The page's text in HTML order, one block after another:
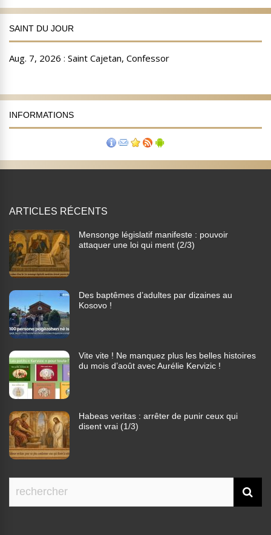
SAINT DU JOUR
INFORMATIONS
ARTICLES RÉCENTS
Mensonge législatif manifeste : pouvoir
attaquer une loi qui ment (2/3)
Des baptêmes d’adultes par dizaines au
Kosovo !
Vite vite ! Ne manquez plus les belles histoires
du mois d’août avec Aurélie Kervizic !
Habeas veritas : arrêter de punir ceux qui
disent vrai (1/3)